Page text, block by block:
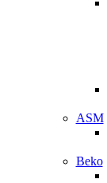
ASM
Beko